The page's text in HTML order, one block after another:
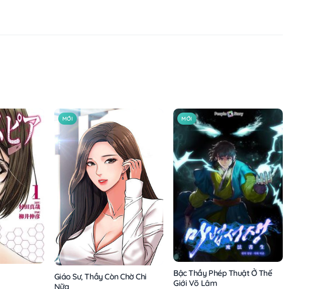
MỚI
Giáo Sư, Thầy Còn Chờ Chi
Nữa
MỚI
Bậc Thầy Phép Thuật Ở Thế
Giới Võ Lâm